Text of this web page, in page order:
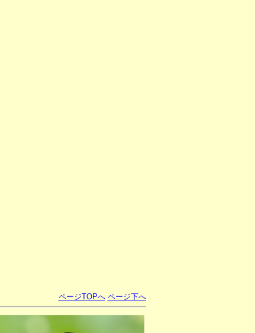
ページTOPへ ページ下へ